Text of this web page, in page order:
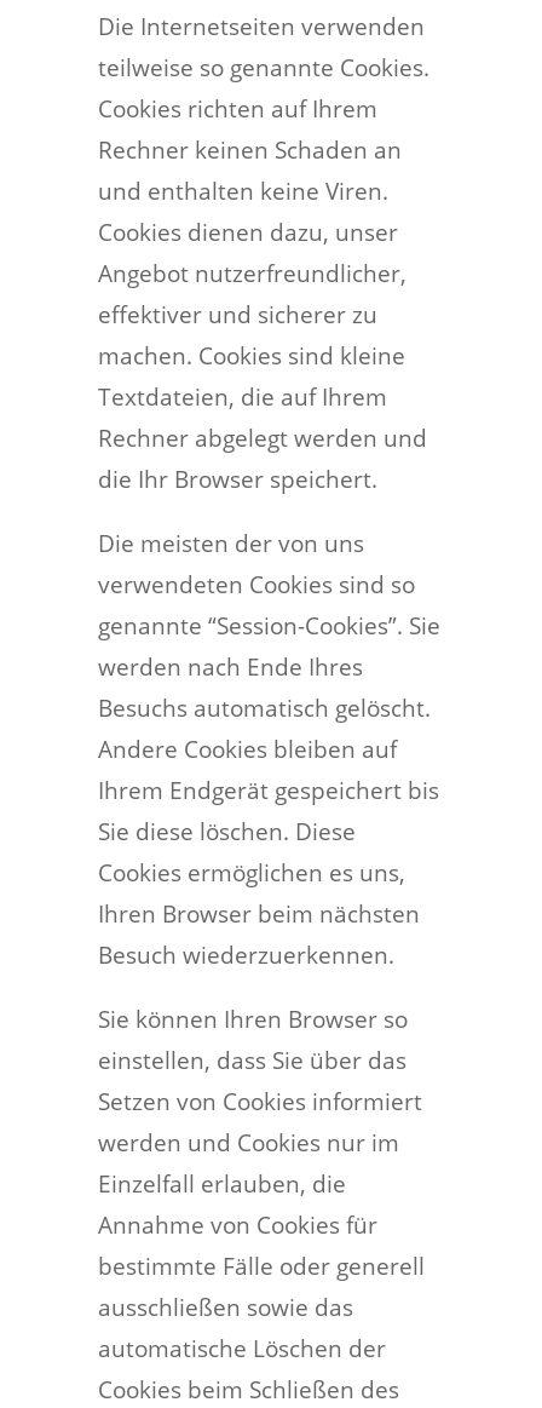
Die Internetseiten verwenden
teilweise so genannte Cookies.
Cookies richten auf Ihrem
Rechner keinen Schaden an
und enthalten keine Viren.
Cookies dienen dazu, unser
Angebot nutzerfreundlicher,
effektiver und sicherer zu
machen. Cookies sind kleine
Textdateien, die auf Ihrem
Rechner abgelegt werden und
die Ihr Browser speichert.
Die meisten der von uns
verwendeten Cookies sind so
genannte “Session-Cookies”. Sie
werden nach Ende Ihres
Besuchs automatisch gelöscht.
Andere Cookies bleiben auf
Ihrem Endgerät gespeichert bis
Sie diese löschen. Diese
Cookies ermöglichen es uns,
Ihren Browser beim nächsten
Besuch wiederzuerkennen.
Sie können Ihren Browser so
einstellen, dass Sie über das
Setzen von Cookies informiert
werden und Cookies nur im
Einzelfall erlauben, die
Annahme von Cookies für
bestimmte Fälle oder generell
ausschließen sowie das
automatische Löschen der
Cookies beim Schließen des